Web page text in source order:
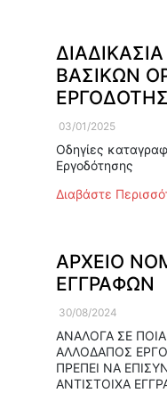
ΒΑΣΙΚΩΝ
03/01/2025
Οδηγίες
Εργοδότησης
Διαβάστε
ΑΡΧΕΙΟ
ΕΓΓΡΑΦΩΝ
30/08/2024
ΑΝΑΛΟΓΑ ΣΕ
ΑΛΛΟΔΑΠΟΣ
ΠΡΕΠΕΙ ΝΑ
ΑΝΤΙΣΤΟΙΧΑ